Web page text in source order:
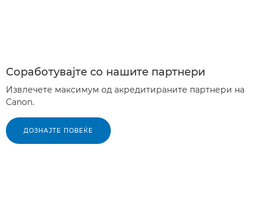
Соработувајте со нашите партнери
Извлечете максимум од акредитираните партнери на
Canon.
ДОЗНАЈТЕ ПОВЕЌЕ